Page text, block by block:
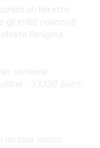
un libretto
gli indizi nascosti
l'enigma
scrivere.
- 33330 Saint-
un tour molto